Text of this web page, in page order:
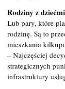
Rodziny z dziećmi
Lub pary, które
rodzinę. Są to
mieszkania
– Najczęściej
strategicznych
infrastruktury